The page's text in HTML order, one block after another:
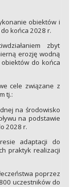
obiektów i
końca 2028 r.
zbyt
erozję wodną
do końca
cele związane z
tj.:
na środowisko
na podstawie
2028 r.
adaptacji do
praktyk realizacji
poprzez
uczestników do